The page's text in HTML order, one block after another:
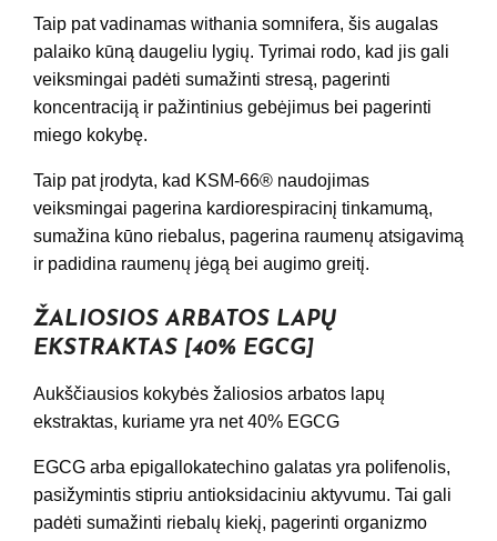
Taip pat vadinamas withania somnifera, šis augalas
palaiko kūną daugeliu lygių. Tyrimai rodo, kad jis gali
veiksmingai padėti sumažinti stresą, pagerinti
koncentraciją ir pažintinius gebėjimus bei pagerinti
miego kokybę.
Taip pat įrodyta, kad KSM-66® naudojimas
veiksmingai pagerina kardiorespiracinį tinkamumą,
sumažina kūno riebalus, pagerina raumenų atsigavimą
ir padidina raumenų jėgą bei augimo greitį.
ŽALIOSIOS ARBATOS LAPŲ
EKSTRAKTAS [40% EGCG]
Aukščiausios kokybės žaliosios arbatos lapų
ekstraktas, kuriame yra net 40% EGCG
EGCG arba epigallokatechino galatas yra polifenolis,
pasižymintis stipriu antioksidaciniu aktyvumu. Tai gali
padėti sumažinti riebalų kiekį, pagerinti organizmo